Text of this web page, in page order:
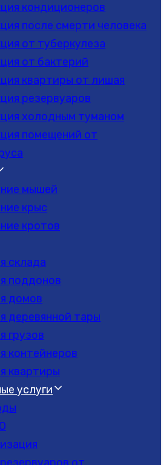
кондиционеров
после смерти человека
от туберкулеза
от бактерий
квартиры от лишая
резервуаров
холодным туманом
помещений от
мышей
крыс
кротов
склада
поддонов
домов
деревянной тары
грузов
контейнеров
квартиры
услуги